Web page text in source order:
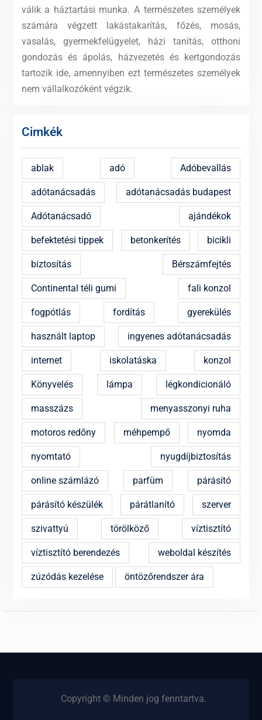
válik a háztartási munka. A természetes személyek
számára végzett lakástakarítás, főzés, mosás,
vasalás, gyermekfelügyelet, házi tanítás, otthoni
gondozás és ápolás, házvezetés és kertgondozás
tartozik ide, amennyiben ezt természetes személyek
nem vállalkozóként végzik.
Cimkék
ablak adó Adóbevallás
adótanácsadás adótanácsadás budapest
Adótanácsadó ajándékok
befektetési tippek betonkerítés bicikli
biztosítás Bérszámfejtés
Continental téli gumi fali konzol
fogpótlás fordítás gyerekülés
használt laptop ingyenes adótanácsadás
internet iskolatáska konzol
Könyvelés lámpa légkondicionáló
masszázs menyasszonyi ruha
motoros redőny méhpempő nyomda
nyomtató nyugdíjbiztosítás
online számlázó parfüm párásító
párásító készülék párátlanító szerver
szivattyú törölköző víztisztító
víztisztító berendezés weboldal készítés
zúzódás kezelése öntözőrendszer ára
Copyright © Minden jog fenntartva.